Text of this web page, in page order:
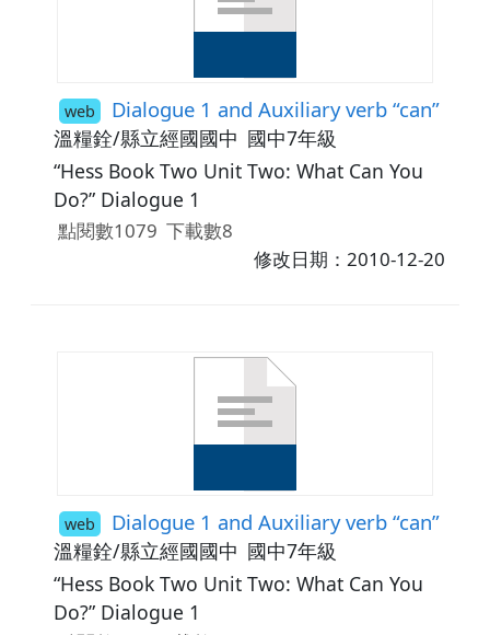
web Dialogue 1 and Auxiliary verb “can”
溫糧銓/縣立經國國中 國中7年級
“Hess Book Two Unit Two: What Can You
Do?” Dialogue 1
點閱數1079 下載數8
修改日期：2010-12-20
web Dialogue 1 and Auxiliary verb “can”
溫糧銓/縣立經國國中 國中7年級
“Hess Book Two Unit Two: What Can You
Do?” Dialogue 1